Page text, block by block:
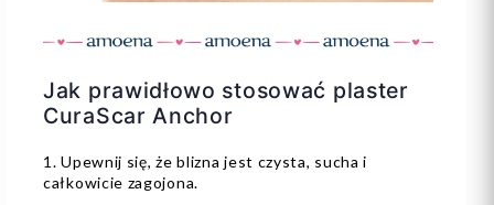
Jak prawidłowo stosować plaster
CuraScar Anchor
1. Upewnij się, że blizna jest czysta, sucha i
całkowicie zagojona.